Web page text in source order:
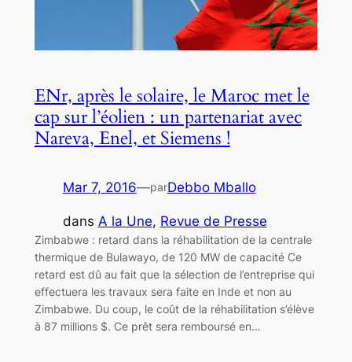
ENr, après le solaire, le Maroc met le
cap sur l’éolien : un partenariat avec
Nareva, Enel, et Siemens !
Mar 7, 2016—parDebbo Mballo
dans A la Une, Revue de Presse
Zimbabwe : retard dans la réhabilitation de la centrale
thermique de Bulawayo, de 120 MW de capacité Ce
retard est dû au fait que la sélection de l’entreprise qui
effectuera les travaux sera faite en Inde et non au
Zimbabwe. Du coup, le coût de la réhabilitation s’élève
à 87 millions $. Ce prêt sera remboursé en…